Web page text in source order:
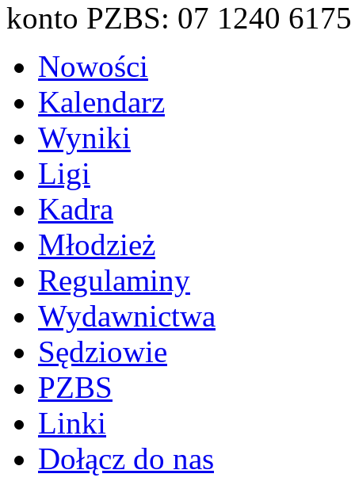
konto PZBS: 07 1240
Nowości
Kalendarz
Wyniki
Ligi
Kadra
Młodzież
Regulaminy
Wydawnictwa
Sędziowie
PZBS
Linki
Dołącz do nas